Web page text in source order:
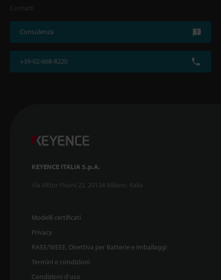
Contatti
Consulenza
+39-02-668-8220
KEYENCE ITALIA S.p.A.
Via Vittor Pisani 22, 20124 Milano, Italia
Modelli certificati
Privacy
RAEE/WEEE, Direttiva per Batterie e Imballaggi
Termini e condizioni
Condizioni d'uso